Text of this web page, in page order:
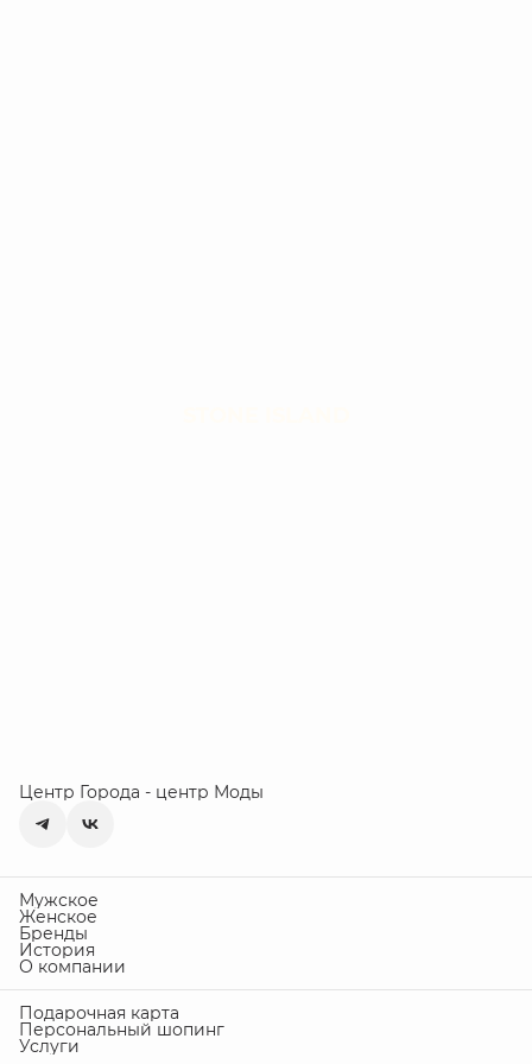
Центр Города - центр Моды
Мужское
Женское
Бренды
История
О компании
Подарочная карта
Персональный шопинг
Услуги